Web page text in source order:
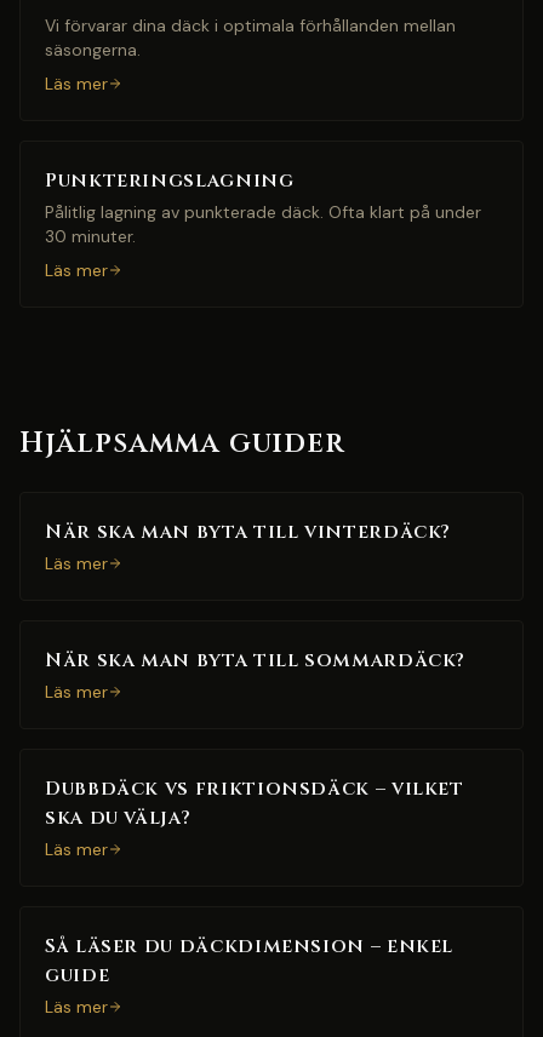
Vi förvarar dina däck i optimala förhållanden mellan
säsongerna.
Läs mer
Punkteringslagning
Pålitlig lagning av punkterade däck. Ofta klart på under
30 minuter.
Läs mer
Hjälpsamma guider
När ska man byta till vinterdäck?
Läs mer
När ska man byta till sommardäck?
Läs mer
Dubbdäck vs friktionsdäck – vilket
ska du välja?
Läs mer
Så läser du däckdimension – enkel
guide
Läs mer